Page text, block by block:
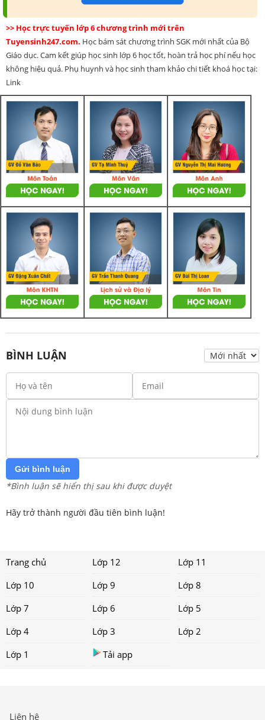
>> Học trực tuyến lớp 6 chương trình mới trên
Tuyensinh247.com. Học bám sát chương trình SGK mới nhất của Bộ
Giáo dục. Cam kết giúp học sinh lớp 6 học tốt, hoàn trả học phí nếu học
không hiệu quả. Phụ huynh và học sinh tham khảo chi tiết khoá học tại:
Link
BÌNH LUẬN
Gửi bình luận
*Bình luận sẽ hiển thị sau khi được duyệt
Hãy trở thành người đầu tiên bình luận!
Trang chủ Lớp 12
Lớp 11
Lớp 10
Lớp 9
Lớp 8
Lớp 7
Lớp 6
Lớp 5
Lớp 4
Lớp 3
Lớp 2
Lớp 1
Tải app
Liên hệ